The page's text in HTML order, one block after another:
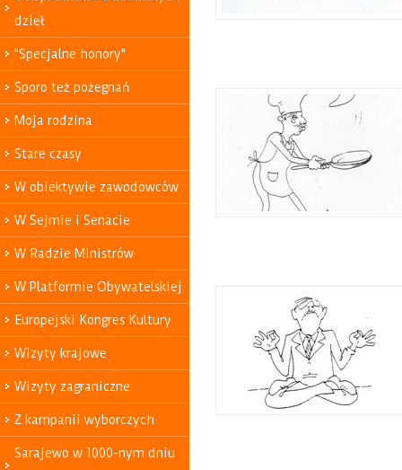
dzieł
"Specjalne honory"
Sporo też pożegnań
Moja rodzina
Stare czasy
W obiektywie zawodowców
W Sejmie i Senacie
W Radzie Ministrów
W Platformie Obywatelskiej
Europejski Kongres Kultury
Wizyty krajowe
Wizyty zagraniczne
Z kampanii wyborczych
Sarajewo w 1000-nym dniu